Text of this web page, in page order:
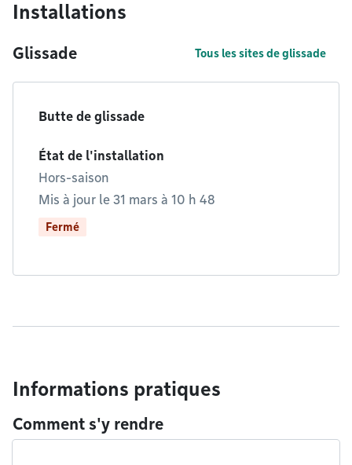
Installations
Glissade Tous les sites de glissade
Butte de glissade
État de l'installation
Hors-saison
Mis à jour le 31 mars à 10 h 48
Fermé
Informations pratiques
Comment s'y rendre